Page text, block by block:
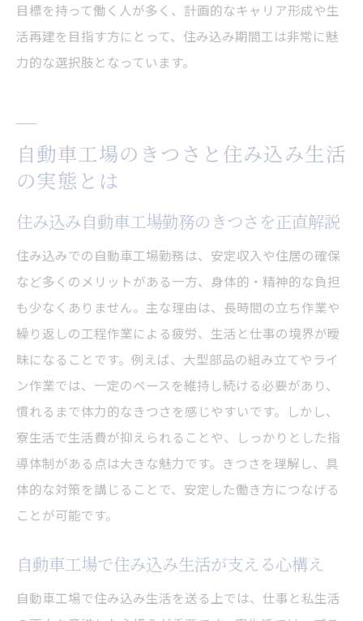
目標を持って働く人が多く、計画的なキャリア形成や生
活再建を目指す方にとって、住み込み期間工は非常に魅
力的な選択肢となっています。
自動車工場のきつさと住み込み生活
の実態とは
住み込み自動車工場勤務のきつさを正直解説
住み込みでの自動車工場勤務は、安定収入や住居の確保
など多くのメリットがある一方、身体的・精神的な負担
も少なくありません。主な理由は、長時間の立ち作業や
繰り返しの工程作業による疲労、生活と仕事の境界が曖
昧になることです。例えば、大型部品の組み立てやライ
ン作業では、一定のペースを維持し続ける必要があり、
慣れるまで体力的なきつさを感じやすいです。しかし、
寮生活で生活費が抑えられることや、しっかりとした指
導体制がある点は大きな魅力です。きつさを理解し、具
体的な対策を講じることで、安定した働き方につなげる
ことが可能です。
自動車工場で住み込み生活が支える心構え
自動車工場で住み込み生活を送る上では、仕事と私生活